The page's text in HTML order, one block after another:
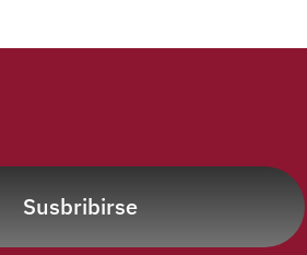
Susbribirse